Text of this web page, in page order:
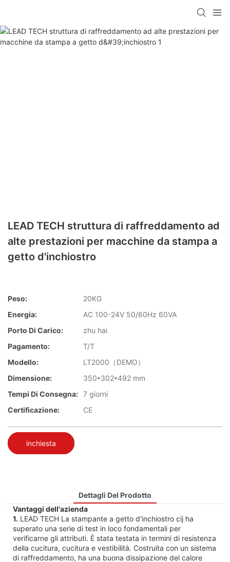
LEAD TECH struttura di raffreddamento ad
alte prestazioni per macchine da stampa a
getto d'inchiostro
Peso:
20KG
Energia:
AC 100-24V 50/60Hz 60VA
Porto Di Carico:
zhu hai
Pagamento:
T/T
Modello:
LT2000（DEMO）
Dimensione:
350*302*492 mm
Tempi Di Consegna: 7 giorni
Certificazione:
CE
inchiesta
Dettagli Del Prodotto
Vantaggi dell'azienda
1. LEAD TECH La stampante a getto d'inchiostro cij ha
superato una serie di test in loco fondamentali per
verificarne gli attributi. È stata testata in termini di resistenza
della cucitura, cucitura e vestibilità. Costruita con un sistema
di raffreddamento, ha una buona dissipazione del calore